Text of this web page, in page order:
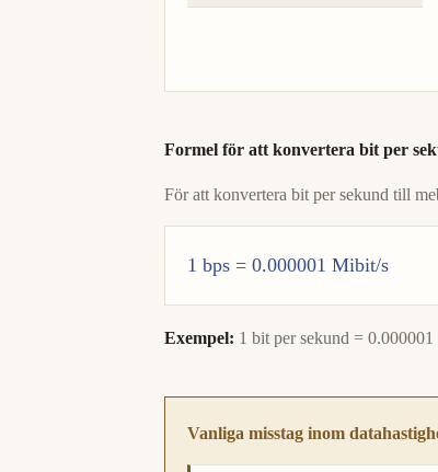
Formel för att konvertera bit per
För att konvertera bit per sekund till
1 bps = 0.000001 Mibit/s
Exempel: 1 bit per sekund =
Vanliga misstag inom